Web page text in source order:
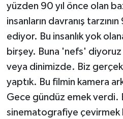
yüzden 90 yıl önce olan
insanların davranış
ediyor. Bu insanlık yok
birşey. Buna 'nefs'
veya dinimizde. Biz
yaptık. Bu filmin kamera
Gece gündüz emek verdi.
sinematografiye çevirmek